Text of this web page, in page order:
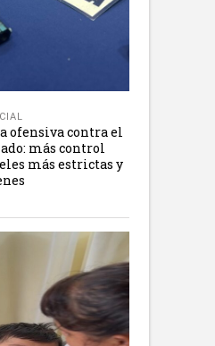
ofensiva contra el
más control
más estrictas y